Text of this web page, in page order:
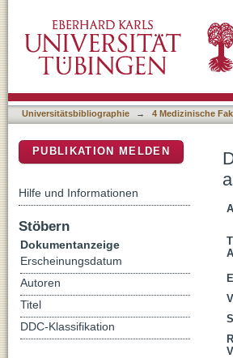
agents
Universitätsbibliographie → 4 Medizinische
PUBLIKATION MELDEN
Hilfe und Informationen
Stöbern
Dokumentanzeige
Erscheinungsdatum
Autoren
Titel
DDC-Klassifikation